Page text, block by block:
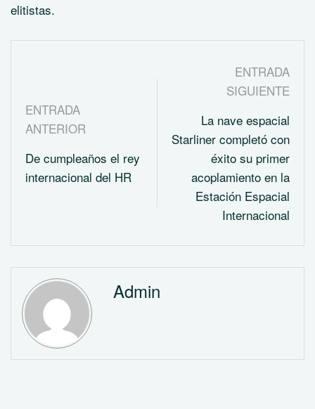
elitistas.
ENTRADA
ANTERIOR
De cumpleaños el rey
internacional del HR
ENTRADA
SIGUIENTE
La nave espacial
Starliner completó con
éxito su primer
acoplamiento en la
Estación Espacial
Internacional
Admin